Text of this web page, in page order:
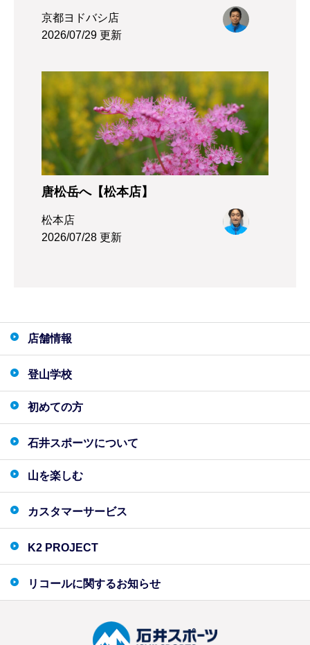
京都ヨドバシ店
2026/07/29 更新
唐松岳へ【松本店】
松本店
2026/07/28 更新
店舗情報
登山学校
初めての方
石井スポーツについて
山を楽しむ
カスタマーサービス
K2 PROJECT
リコールに関するお知らせ